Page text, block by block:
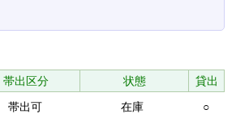
帯出区分 状態
貸出
帯出可 在庫 ○